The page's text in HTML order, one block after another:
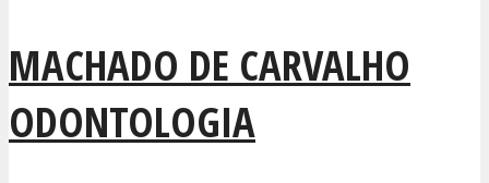
MACHADO DE CARVALHO
ODONTOLOGIA